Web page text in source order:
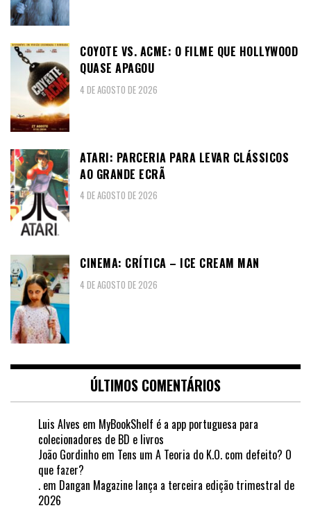
COYOTE VS. ACME: O FILME QUE HOLLYWOOD
QUASE APAGOU
4 DE AGOSTO DE 2026
ATARI: PARCERIA PARA LEVAR CLÁSSICOS
AO GRANDE ECRÃ
4 DE AGOSTO DE 2026
CINEMA: CRÍTICA – ICE CREAM MAN
4 DE AGOSTO DE 2026
ÚLTIMOS COMENTÁRIOS
Luis Alves em MyBookShelf é a app portuguesa para
colecionadores de BD e livros
João Gordinho em Tens um A Teoria do K.O. com defeito? O
que fazer?
. em Dangan Magazine lança a terceira edição trimestral de
2026